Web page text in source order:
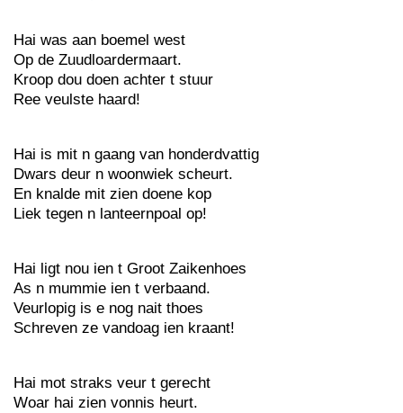
Hai was aan boemel west
Op de Zuudloardermaart.
Kroop dou doen achter t stuur
Ree veulste haard!
Hai is mit n gaang van honderdvattig
Dwars deur n woonwiek scheurt.
En knalde mit zien doene kop
Liek tegen n lanteernpoal op!
Hai ligt nou ien t Groot Zaikenhoes
As n mummie ien t verbaand.
Veurlopig is e nog nait thoes
Schreven ze vandoag ien kraant!
Hai mot straks veur t gerecht
Woar hai zien vonnis heurt.